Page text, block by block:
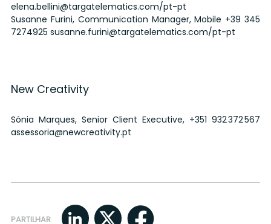
elena.bellini@targatelematics.com/pt-pt
Susanne Furini, Communication Manager, Mobile +39 345
7274925 susanne.furini@targatelematics.com/pt-pt
New Creativity
Sónia Marques, Senior Client Executive, +351 932 372 567
assessoria@newcreativity.pt
PARTILHAR